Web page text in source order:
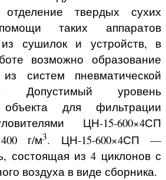
твердых сухих
таких аппаратов
из сушилок и устройств, в
возможно образование
систем пневматической
Допустимый уровень
объекта для фильтрации
ЦН-15-600×4СП
г/м3. ЦН-15-600×4СП —
состоящая из 4 циклонов с
воздуха в виде сборника.